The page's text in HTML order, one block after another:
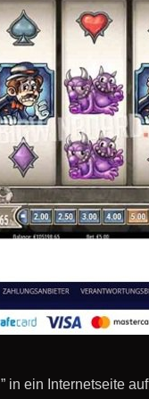
in ein Internetseite